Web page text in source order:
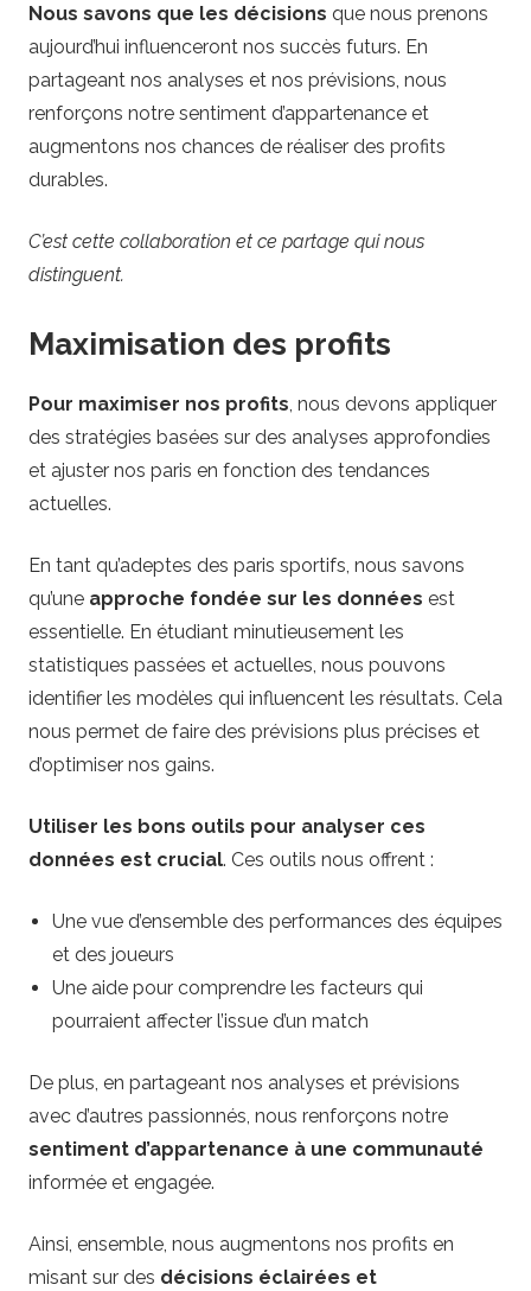
Nous savons que les décisions que nous prenons
aujourd’hui influenceront nos succès futurs. En
partageant nos analyses et nos prévisions, nous
renforçons notre sentiment d’appartenance et
augmentons nos chances de réaliser des profits
durables.
C’est cette collaboration et ce partage qui nous
distinguent.
Maximisation des profits
Pour maximiser nos profits, nous devons appliquer
des stratégies basées sur des analyses approfondies
et ajuster nos paris en fonction des tendances
actuelles.
En tant qu’adeptes des paris sportifs, nous savons
qu’une approche fondée sur les données est
essentielle. En étudiant minutieusement les
statistiques passées et actuelles, nous pouvons
identifier les modèles qui influencent les résultats. Cela
nous permet de faire des prévisions plus précises et
d’optimiser nos gains.
Utiliser les bons outils pour analyser ces
données est crucial. Ces outils nous offrent :
Une vue d’ensemble des performances des équipes
et des joueurs
Une aide pour comprendre les facteurs qui
pourraient affecter l’issue d’un match
De plus, en partageant nos analyses et prévisions
avec d’autres passionnés, nous renforçons notre
sentiment d’appartenance à une communauté
informée et engagée.
Ainsi, ensemble, nous augmentons nos profits en
misant sur des décisions éclairées et